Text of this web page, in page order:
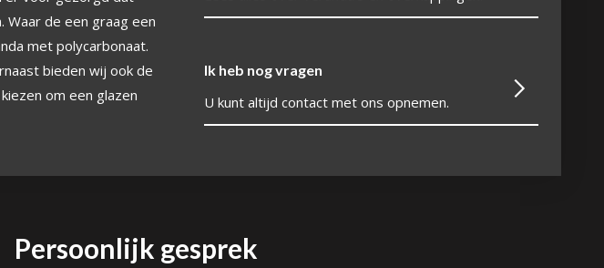
Waar de een graag een
met polycarbonaat.
bieden wij ook de
om een glazen
Ik heb nog vragen
U kunt altijd contact met ons opnemen.
Persoonlijk gesprek